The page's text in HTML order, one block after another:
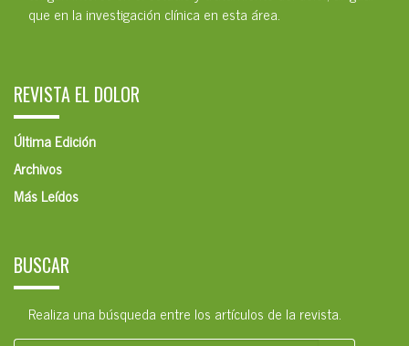
que en la investigación clínica en esta área.
REVISTA EL DOLOR
Última Edición
Archivos
Más Leídos
BUSCAR
Realiza una búsqueda entre los artículos de la revista.